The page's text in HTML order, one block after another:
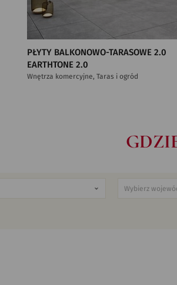
PŁYTY BALKONOWO-TARASOWE 2.0
EARTHTONE 2.0
Wnętrza komercyjne, Taras i ogród